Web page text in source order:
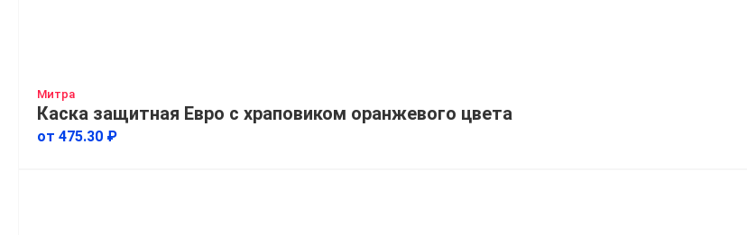
Митра
Каска защитная Евро с храповиком оранжевого цвета
от 475.30 ₽